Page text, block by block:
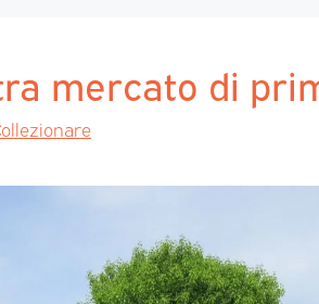
mercato di